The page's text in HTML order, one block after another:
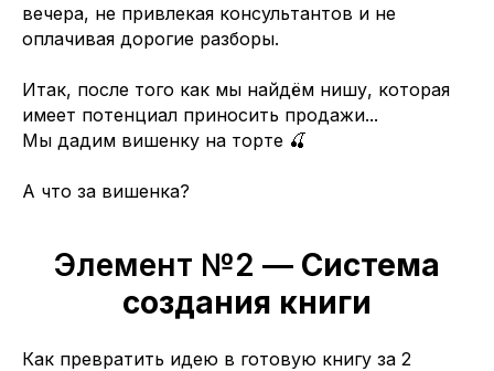
вечера, не привлекая консультантов и не
оплачивая дорогие разборы.
Итак, после того как мы найдём нишу, которая
имеет потенциал приносить продажи...
Мы дадим вишенку на торте 🍒
А что за вишенка?
Элемент №2 — Система
создания книги
Как превратить идею в готовую книгу за 2